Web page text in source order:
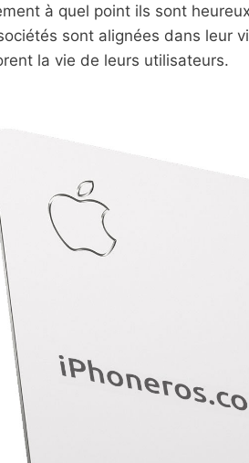
à quel point ils sont
sont alignées dans leur
la vie de leurs utilisateurs.